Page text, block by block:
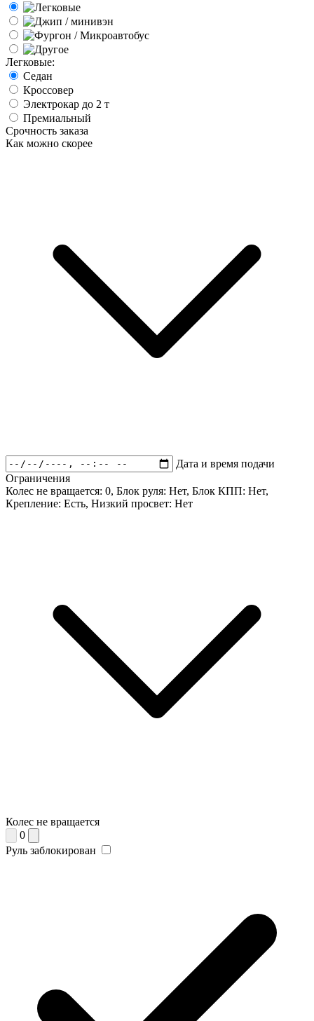
Легковые:
Седан
Кроссовер
Электрокар до 2 т
Премиальный
Срочность заказа
Как можно скорее
Дата и время подачи
Ограничения
Колес не вращается: 0, Блок руля: Нет, Блок КПП: Нет,
Крепление: Есть, Низкий просвет: Нет
Колес не вращается
0
Руль заблокирован